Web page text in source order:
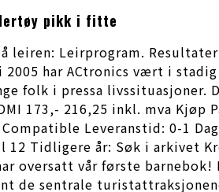
pikk i fitte
leiren: Leirprogram.
2005 har ACtronics vært i
folk i pressa livssituasjoner.
173,- 216,25 inkl. mva Kjøp
Leveranstid: 0-1
12 Tidligere år: Søk i arkivet
har oversatt vår første
de sentrale